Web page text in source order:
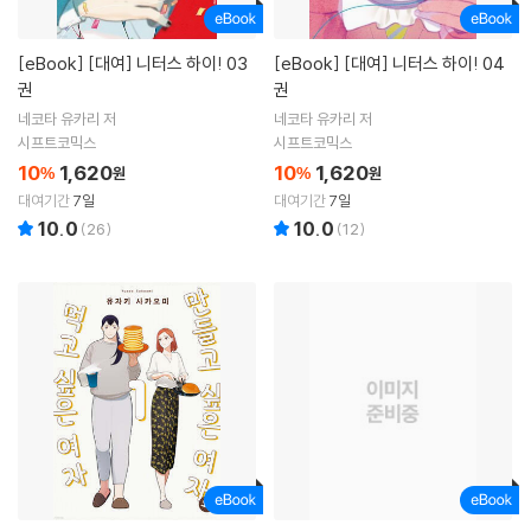
[eBook]
권
네코타 유카리 저
시프트코믹스
10% 1,620원
대여기간7일
10.0 (26)
[eBook]
권
네코타 유카리 저
시프트코믹스
10% 1,620원
대여기간7일
10.0 (12)